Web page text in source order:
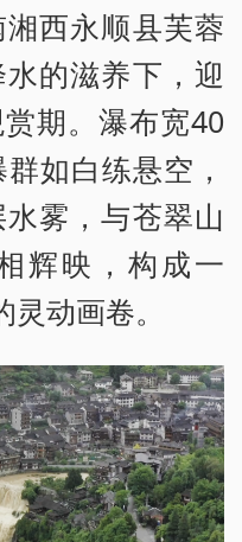
西永顺县芙蓉
的滋养下，迎
期。瀑布宽40
如白练悬空，
雾，与苍翠山
辉映，构成一
动画卷。